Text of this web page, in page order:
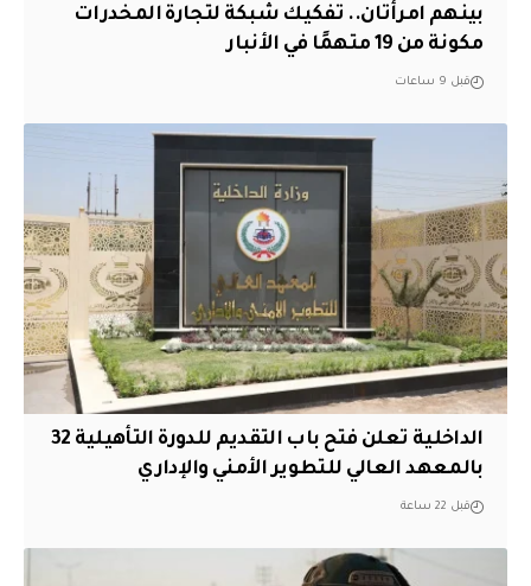
بينهم امرأتان.. تفكيك شبكة لتجارة المخدرات
مكونة من 19 متهمًا في الأنبار
قبل 9 ساعات
الداخلية تعلن فتح باب التقديم للدورة التأهيلية 32
بالمعهد العالي للتطوير الأمني والإداري
قبل 22 ساعة